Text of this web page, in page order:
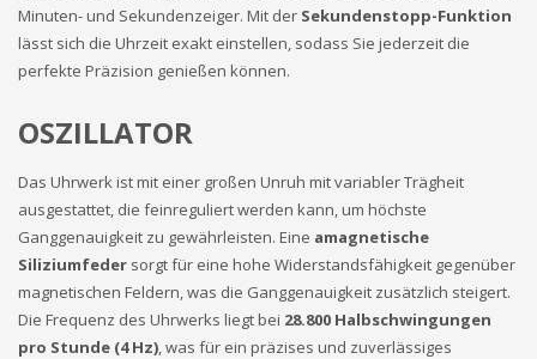
Minuten- und Sekundenzeiger. Mit der Sekundenstopp-Funktion
lässt sich die Uhrzeit exakt einstellen, sodass Sie jederzeit die
perfekte Präzision genießen können.
OSZILLATOR
Das Uhrwerk ist mit einer großen Unruh mit variabler Trägheit
ausgestattet, die feinreguliert werden kann, um höchste
Ganggenauigkeit zu gewährleisten. Eine amagnetische
Siliziumfeder sorgt für eine hohe Widerstandsfähigkeit gegenüber
magnetischen Feldern, was die Ganggenauigkeit zusätzlich steigert.
Die Frequenz des Uhrwerks liegt bei 28.800 Halbschwingungen
pro Stunde (4 Hz) , was für ein präzises und zuverlässiges